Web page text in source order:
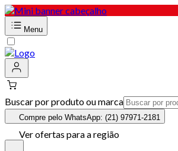
Menu
Buscar por produto ou marca
Compre pelo WhatsApp: (21) 97971-2181
Ver ofertas para a região